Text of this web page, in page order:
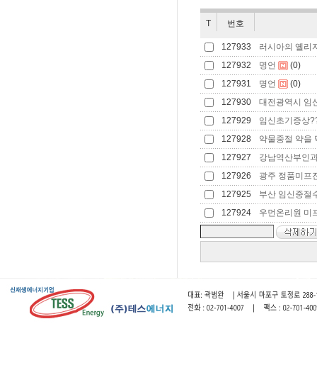
T 번호
127933
러시아의 옐리
127932
명언
(0)
127931
명언
(0)
127930
대전광역시 임
127929
임신초기증상
127928
약물중절 약을
127927
강남역산부인
127926
광주 정품미프
127925
부산 임신중절
127924
우먼온리원 미